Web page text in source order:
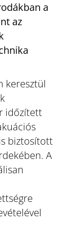
a
az
keresztül
időzített
biztosított
A